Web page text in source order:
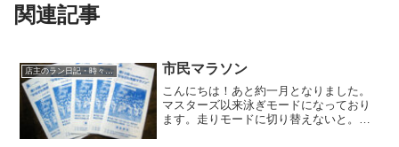
関連記事
店主のラン日記・時々水泳 市民マラソン
こんにちは！あと約一月となりました。
マスターズ以来泳ぎモードになっており
ます。走りモードに切り替えないと。こ